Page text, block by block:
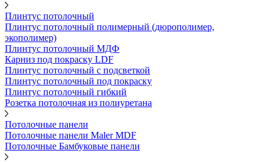
Плинтус потолочный
Плинтус потолочный полимерный (дюрополимер,
экополимер)
Плинтус потолочный МДФ
Карниз под покраску LDF
Плинтус потолочный с подсветкой
Плинтус потолочный под покраску
Плинтус потолочный гибкий
Розетка потолочная из полиуретана
Потолочные панели
Потолочные панели Maler MDF
Потолочные Бамбуковые панели